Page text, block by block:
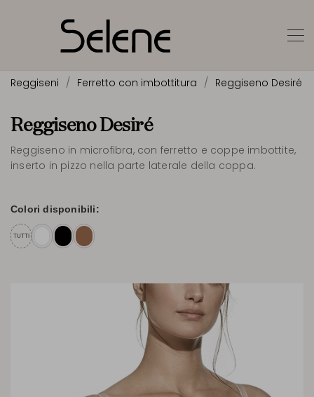
Reggiseni Ferretto con imbottitura Reggiseno Desiré
Reggiseno Desiré
Reggiseno in microfibra, con ferretto e coppe imbottite,
inserto in pizzo nella parte laterale della coppa.
Colori disponibili:
TUTTI